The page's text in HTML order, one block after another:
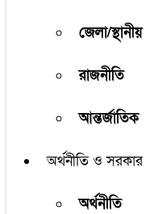
জেলা/স্থানীয়
রাজনীতি
আন্তর্জাতিক
অর্থনীতি ও সরকার
অর্থনীতি